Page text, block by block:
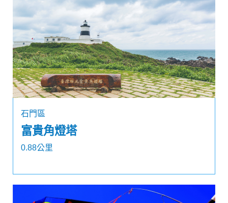
石門區
富貴角燈塔
0.88公里